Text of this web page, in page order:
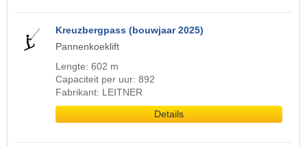
Kreuzbergpass (bouwjaar 2025)
Pannenkoeklift
Lengte: 602 m
Capaciteit per uur: 892
Fabrikant: LEITNER
Details